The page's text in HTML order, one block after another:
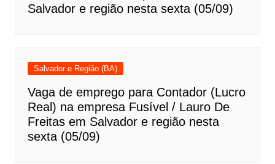
Salvador e região nesta sexta (05/09)
Salvador e Região (BA)
Vaga de emprego para Contador (Lucro
Real) na empresa Fusível / Lauro De
Freitas em Salvador e região nesta
sexta (05/09)